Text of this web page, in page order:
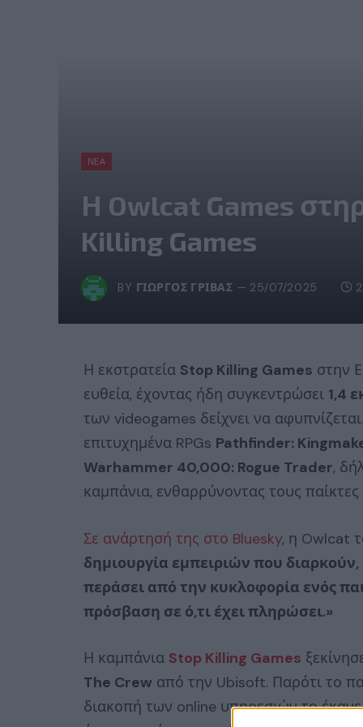
ΝΈΑ
Η Owlcat Games
Killing Games
BY ΓΙΏΡΓΟΣ ΓΡΊΒΑΣ 25/07/2025
Η εκστρατεία Stop Killing Games στην
ευθεία, έχοντας ήδη συγκεντρώσει 1,4
των videogames δείχνει να
επιτυχημένα RPGs Pathfinder:
Warhammer 40,000: Rogue Trader,
καμπάνια, ενθαρρύνοντας τους
Σε ανάρτησή της στο Bluesky, η Owlcat
δημιουργία εμπειριών που
περάσει από την κυκλοφορία ενός
πρόσβαση σε ό,τι έχει πληρώσει.»
Η καμπάνια Stop Killing Games
The Crew από την Ubisoft. Παρότι το
διακοπή των online υπηρεσιών το